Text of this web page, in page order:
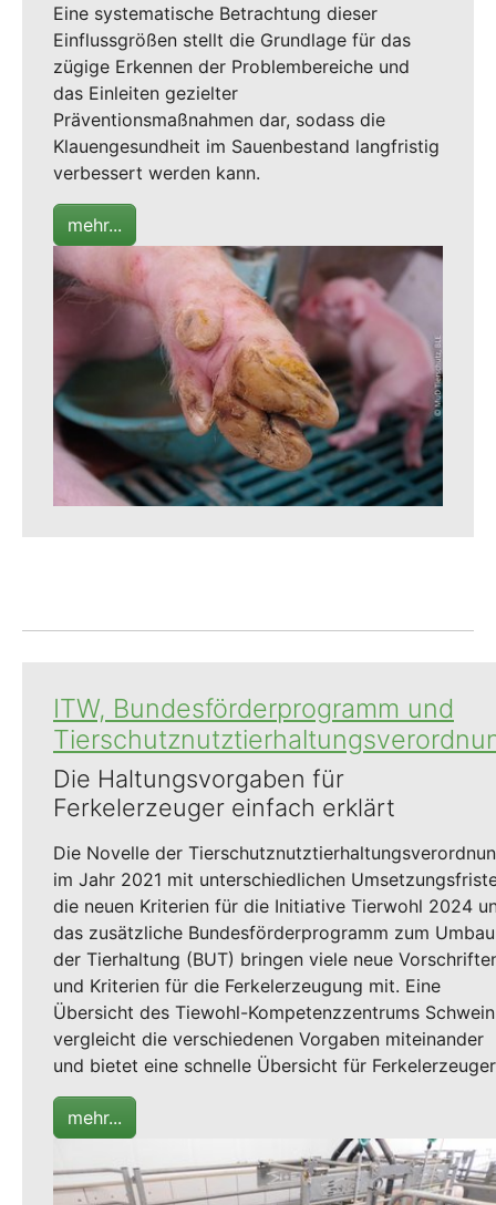
Eine systematische Betrachtung dieser
Einflussgrößen stellt die Grundlage für das
zügige Erkennen der Problembereiche und
das Einleiten gezielter
Präventionsmaßnahmen dar, sodass die
Klauengesundheit im Sauenbestand langfristig
verbessert werden kann.
mehr...
ITW, Bundesförderprogramm und
Die Haltungsvorgaben für
Ferkelerzeuger einfach erklärt
Die Novelle der
im Jahr 2021 mit unterschiedlichen
die neuen Kriterien für die Initiative Tierwohl 2024
das zusätzliche Bundesförderprogramm zum Umbau
der Tierhaltung (BUT) bringen viele neue
und Kriterien für die Ferkelerzeugung mit. Eine
Übersicht des Tiewohl-Kompetenzzentrums Schwein
vergleicht die verschiedenen Vorgaben miteinander
und bietet eine schnelle Übersicht für
mehr...